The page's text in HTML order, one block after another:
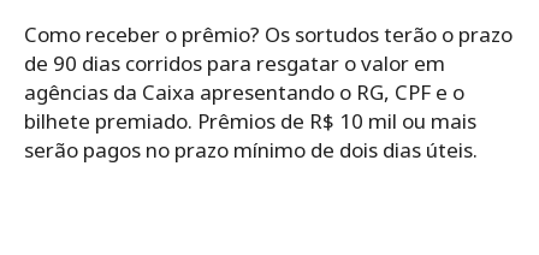
Como receber o prêmio? Os sortudos terão o prazo
de 90 dias corridos para resgatar o valor em
agências da Caixa apresentando o RG, CPF e o
bilhete premiado. Prêmios de R$ 10 mil ou mais
serão pagos no prazo mínimo de dois dias úteis.